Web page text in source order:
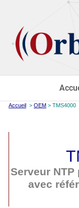
Accueil > OEM > TMS4000
Serveur
avec